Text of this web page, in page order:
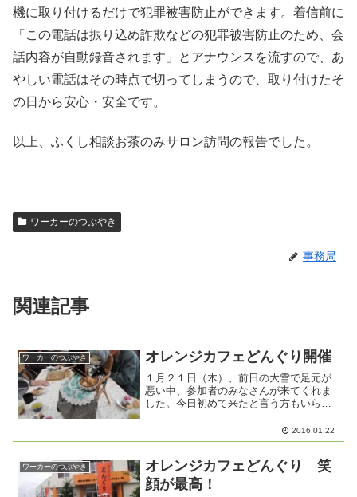
機に取り付けるだけで犯罪被害防止ができます。着信前に
「この電話は振り込め詐欺などの犯罪被害防止のため、会
話内容が自動録音されます」とアナウンスを流すので、あ
やしい電話はその時点で切ってしまうので、取り付けたそ
の日から安心・安全です。
以上、ふくし相談お茶のみサロン訪問の報告でした。
ワーカーのつぶやき
事務局
関連記事
ワーカーのつぶやき オレンジカフェどんぐり開催
１月２１日（木）、前日の大雪で足元が
悪い中、参加者のみなさんが来てくれま
した。今日初めて来たと言う方もいらっ
ェが始まりました。認知症のKさん、初め
てカフェにきた頃は無表情でしたが、最
2016.01.22
ワーカーのつぶやき
オレンジカフェどんぐり 笑
顔が最高！